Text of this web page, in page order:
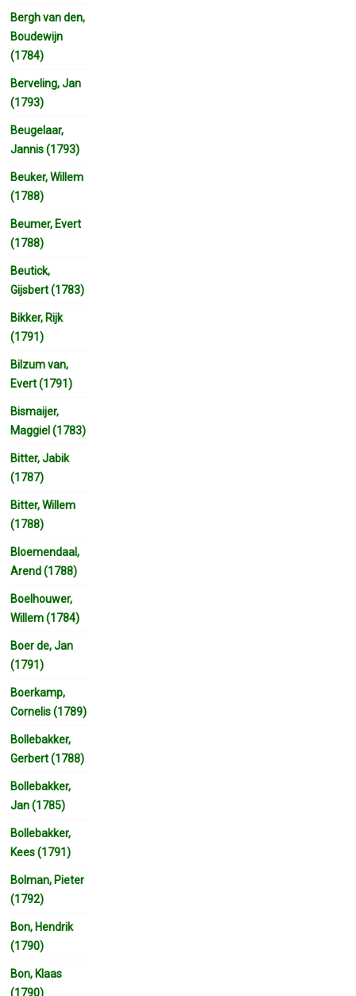
Bergh van den,
Boudewijn
(1784)
Berveling, Jan
(1793)
Beugelaar,
Jannis (1793)
Beuker, Willem
(1788)
Beumer, Evert
(1788)
Beutick,
Gijsbert (1783)
Bikker, Rijk
(1791)
Bilzum van,
Evert (1791)
Bismaijer,
Maggiel (1783)
Bitter, Jabik
(1787)
Bitter, Willem
(1788)
Bloemendaal,
Arend (1788)
Boelhouwer,
Willem (1784)
Boer de, Jan
(1791)
Boerkamp,
Cornelis (1789)
Bollebakker,
Gerbert (1788)
Bollebakker,
Jan (1785)
Bollebakker,
Kees (1791)
Bolman, Pieter
(1792)
Bon, Hendrik
(1790)
Bon, Klaas
(1790)